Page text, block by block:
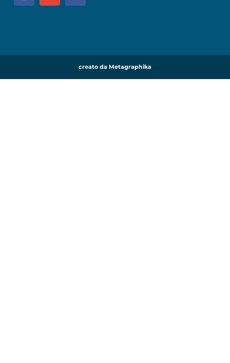
creato da Metagraphika